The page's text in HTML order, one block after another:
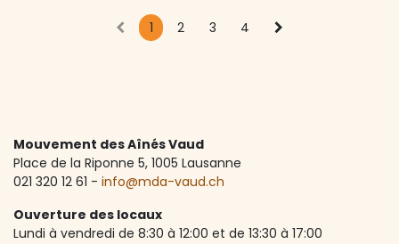
1 2 3 4
Mouvement des Aînés Vaud
Place de la Riponne 5, ​1005 Lausanne
021 320 12 61 - info@mda-vaud.ch
Ouverture des locaux
Lundi à vendredi de 8:30 à 12:00 et de 13:30 à 17:00